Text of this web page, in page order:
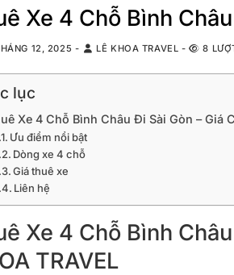
Xe 4 Chỗ Bình
12, 2025 - LÊ KHOA TRAVEL - 8
lục
Xe 4 Chỗ Bình Châu Đi Sài Gòn – Giá
Ưu điểm nổi bật
Dòng xe 4 chỗ
Giá thuê xe
Liên hệ
Xe 4 Chỗ Bình
TRAVEL